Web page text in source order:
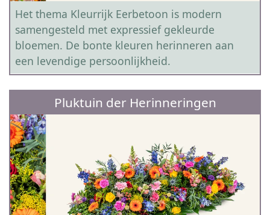
Het thema Kleurrijk Eerbetoon is modern
samengesteld met expressief gekleurde
bloemen. De bonte kleuren herinneren aan
een levendige persoonlijkheid.
Pluktuin der Herinneringen